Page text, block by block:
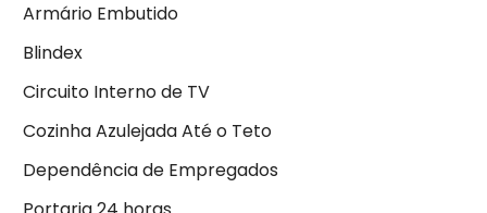
Armário Embutido
Blindex
Circuito Interno de TV
Cozinha Azulejada Até o Teto
Dependência de Empregados